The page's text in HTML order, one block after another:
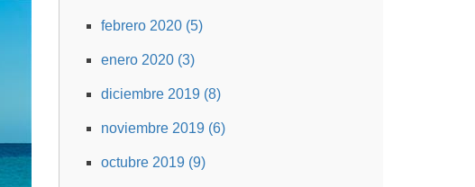
febrero 2020 (5)
enero 2020 (3)
diciembre 2019 (8)
noviembre 2019 (6)
octubre 2019 (9)